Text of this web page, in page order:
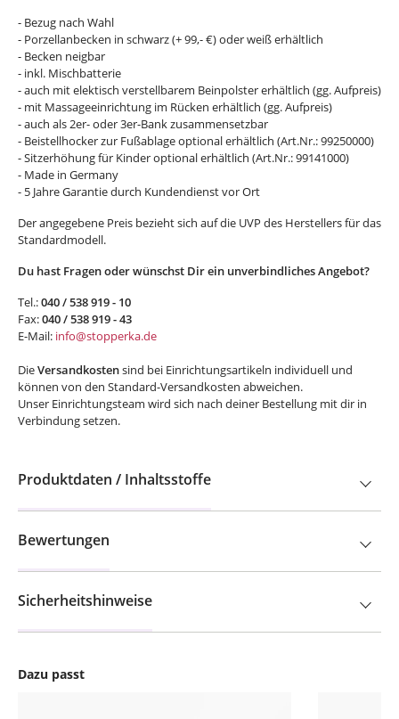
Dazu passt
- Bezug nach Wahl
- Porzellanbecken in schwarz (+ 99,- €) oder weiß erhältlich
- Becken neigbar
- inkl. Mischbatterie
- auch mit elektisch verstellbarem Beinpolster erhältlich (gg. Aufpreis)
- mit Massageeinrichtung im Rücken erhältlich (gg. Aufpreis)
- auch als 2er- oder 3er-Bank zusammensetzbar
- Beistellhocker zur Fußablage optional erhältlich (Art.Nr.: 99250000)
- Sitzerhöhung für Kinder optional erhältlich (Art.Nr.: 99141000)
- Made in Germany
- 5 Jahre Garantie durch Kundendienst vor Ort
Der angegebene Preis bezieht sich auf die UVP des Herstellers für das
Standardmodell.
Du hast Fragen oder wünschst Dir ein unverbindliches Angebot?
Tel.:040 / 538 919 - 10
Fax:040 / 538 919 - 43
E-Mail: info@stopperka.de
DieVersandkostensind bei Einrichtungsartikeln individuell und
können von den Standard-Versandkosten abweichen.
Unser Einrichtungsteam wird sich nach deiner Bestellung mit dir in
Verbindung setzen.
Produktdaten / Inhaltsstoffe
Bewertungen
Sicherheitshinweise